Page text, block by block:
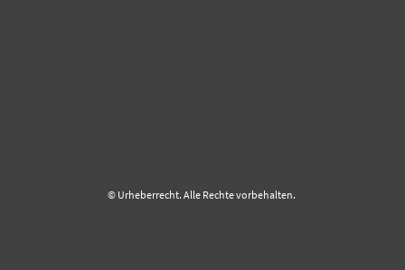
© Urheberrecht. Alle Rechte vorbehalten.